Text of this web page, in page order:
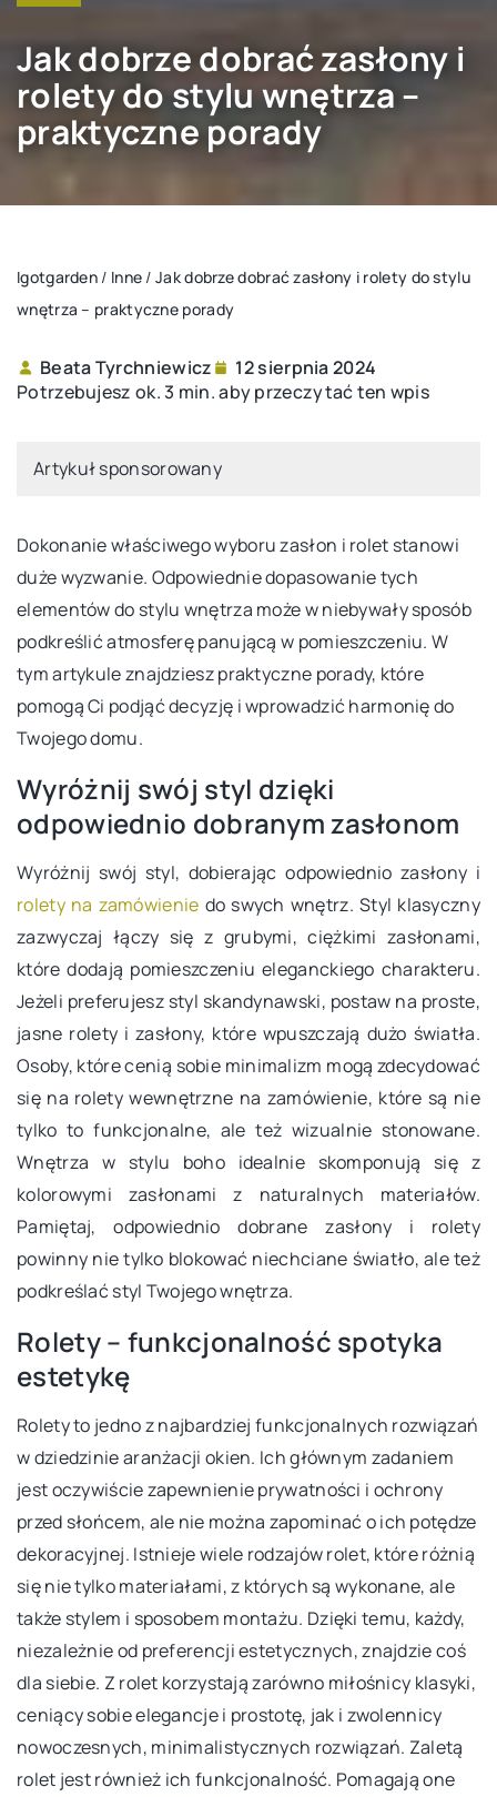
Jak dobrze dobrać zasłony i
rolety do stylu wnętrza –
praktyczne porady
Igotgarden / Inne /Jak dobrze dobrać zasłony i rolety do stylu
wnętrza – praktyczne porady
Beata Tyrchniewicz
12 sierpnia 2024
Potrzebujesz ok. 3 min. aby przeczytać ten wpis
Artykuł sponsorowany
Dokonanie właściwego wyboru zasłon i rolet stanowi
duże wyzwanie. Odpowiednie dopasowanie tych
elementów do stylu wnętrza może w niebywały sposób
podkreślić atmosferę panującą w pomieszczeniu. W
tym artykule znajdziesz praktyczne porady, które
pomogą Ci podjąć decyzję i wprowadzić harmonię do
Twojego domu.
Wyróżnij swój styl dzięki
odpowiednio dobranym zasłonom
Wyróżnij swój styl, dobierając odpowiednio zasłony i
rolety na zamówienie do swych wnętrz. Styl klasyczny
zazwyczaj łączy się z grubymi, ciężkimi zasłonami,
które dodają pomieszczeniu eleganckiego charakteru.
Jeżeli preferujesz styl skandynawski, postaw na proste,
jasne rolety i zasłony, które wpuszczają dużo światła.
Osoby, które cenią sobie minimalizm mogą zdecydować
się na rolety wewnętrzne na zamówienie, które są nie
tylko to funkcjonalne, ale też wizualnie stonowane.
Wnętrza w stylu boho idealnie skomponują się z
kolorowymi zasłonami z naturalnych materiałów.
Pamiętaj, odpowiednio dobrane zasłony i rolety
powinny nie tylko blokować niechciane światło, ale też
podkreślać styl Twojego wnętrza.
Rolety – funkcjonalność spotyka
estetykę
Rolety to jedno z najbardziej funkcjonalnych rozwiązań
w dziedzinie aranżacji okien. Ich głównym zadaniem
jest oczywiście zapewnienie prywatności i ochrony
przed słońcem, ale nie można zapominać o ich potędze
dekoracyjnej. Istnieje wiele rodzajów rolet, które różnią
się nie tylko materiałami, z których są wykonane, ale
także stylem i sposobem montażu. Dzięki temu, każdy,
niezależnie od preferencji estetycznych, znajdzie coś
dla siebie. Z rolet korzystają zarówno miłośnicy klasyki,
ceniący sobie elegancje i prostotę, jak i zwolennicy
nowoczesnych, minimalistycznych rozwiązań. Zaletą
rolet jest również ich funkcjonalność. Pomagają one